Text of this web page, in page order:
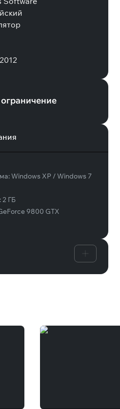
Windows XP / Windows 7
2 ГБ
9800 GTX